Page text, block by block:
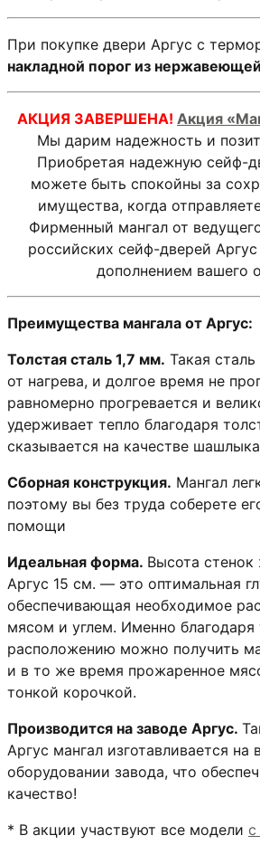
При покупке двери Аргус с
накладной порог из
АКЦИЯ ЗАВЕРШЕНА! Акция
Мы дарим надежность и
Приобретая надежную сейф-
можете быть спокойны за
имущества, когда
Фирменный мангал от
российских сейф-дверей
дополнением вашего
Преимущества мангала от Аргус:
Толстая сталь 1,7 мм. Такая
от нагрева, и долгое время не
равномерно прогревается и
удерживает тепло благодаря
сказывается на качестве
Сборная конструкция. Мангал
поэтому вы без труда соберете
помощи
Идеальная форма. Высота
Аргус 15 см. — это оптимальная
обеспечивающая необходимое
мясом и углем. Именно благодаря
расположению можно получить
и в то же время прожаренное
тонкой корочкой.
Производится на заводе Аргус.
Аргус мангал изготавливается на
оборудовании завода, что
качество!
* В акции участвуют все модели